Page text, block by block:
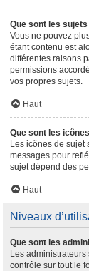
Que sont les
Vous ne pouvez
étant contenu est
différentes raisons
permissions
vos propres sujets.
Haut
Que sont les
Les icônes de sujet
messages pour
sujet dépend des
Haut
Niveaux
Que sont les
Les
contrôle sur tout le